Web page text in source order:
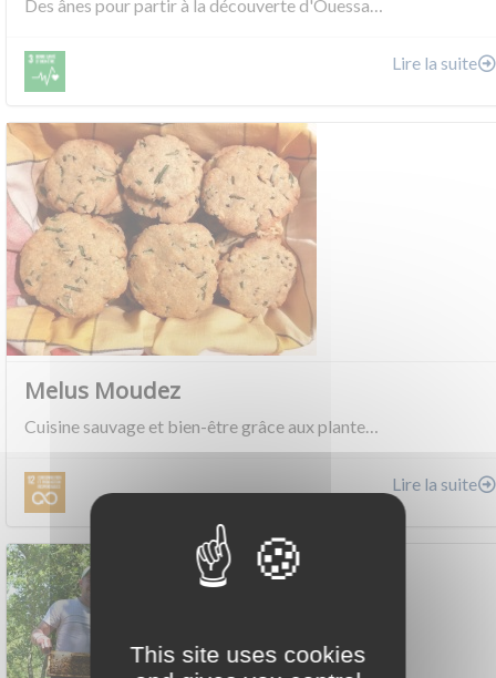
Des ânes pour partir à la découverte d'Ouessa…
Lire la suite
Melus Moudez
Cuisine sauvage et bien-être grâce aux plante…
Lire la suite
This site uses cookies